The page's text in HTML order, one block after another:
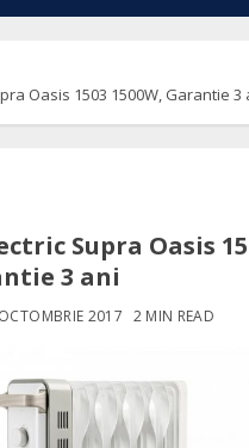
Oasis 1503 1500W, Garantie 3
Supra Oasis
3 ani
2017 2 MIN READ